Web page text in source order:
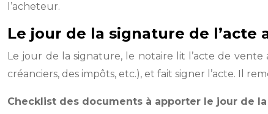
l’acheteur.
Le jour de la signature de
Le jour de la signature, le notaire lit l’acte de
créanciers, des impôts, etc.), et fait signer l’acte. Il
Checklist des documents à apporter le jour de